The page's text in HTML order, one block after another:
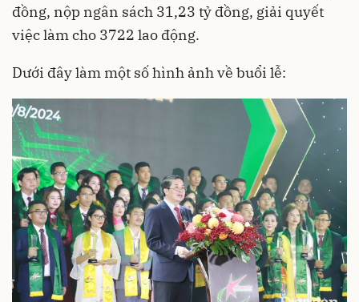
đồng, nộp ngân sách 31,23 tỷ đồng, giải quyết
việc làm cho 3722 lao động.
Dưới đây làm một số hình ảnh về buổi lễ: